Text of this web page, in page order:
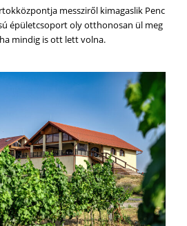
messziről kimagaslik Penc
épületcsoport oly otthonosan ül meg
mindig is ott lett volna.